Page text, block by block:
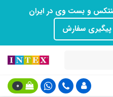
و بست وی در ایران
0